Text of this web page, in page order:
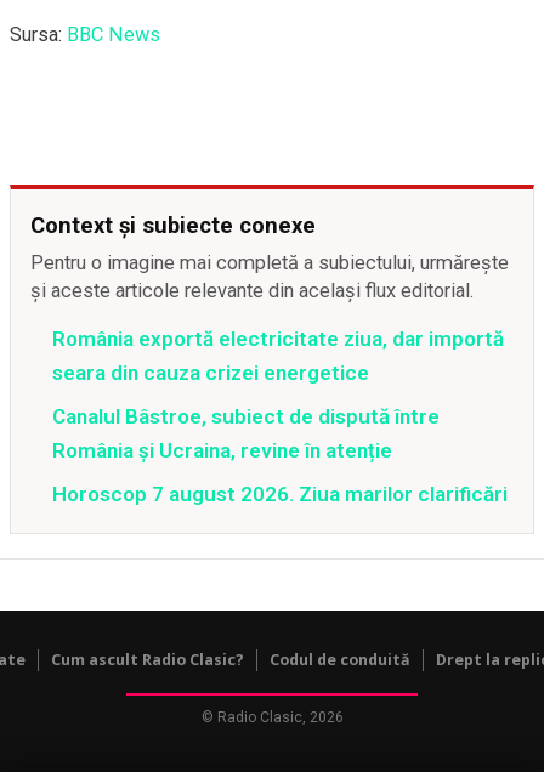
Sursa: BBC News
Context și subiecte conexe
Pentru o imagine mai completă a subiectului, urmărește
și aceste articole relevante din același flux editorial.
România exportă electricitate ziua, dar importă
seara din cauza crizei energetice
Canalul Bâstroe, subiect de dispută între
România și Ucraina, revine în atenție
Horoscop 7 august 2026. Ziua marilor clarificări
Cum ascult Radio Clasic? Codul de conduită Drept la
© Radio Clasic, 2026